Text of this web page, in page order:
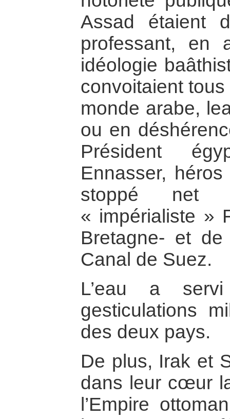
Assad étaient
professant, en
idéologie
convoitaient
monde arabe,
ou en
Président
Ennasser,
stoppé net
« impérialiste »
Bretagne- et
Canal de Suez.
L’eau a
gesticulations
des deux pays.
De plus, Irak et
dans leur cœur
l’Empire